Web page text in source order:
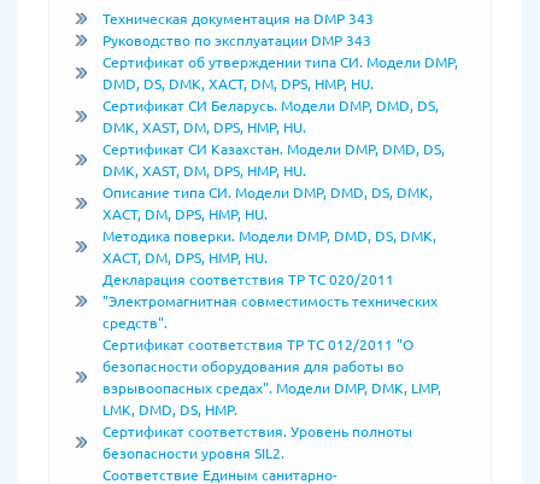
Техническая документация на DMP 343
Руководство по эксплуатации DMP 343
Сертификат об утверждении типа СИ. Модели DMP,
DMD, DS, DMK, XACT, DM, DPS, HMP, HU.
Сертификат СИ Беларусь. Модели DMP, DMD, DS,
DMK, XAST, DM, DPS, HMP, HU.
Сертификат СИ Казахстан. Модели DMP, DMD, DS,
DMK, XAST, DM, DPS, HMP, HU.
Описание типа СИ. Модели DMP, DMD, DS, DMK,
XACT, DM, DPS, HMP, HU.
Методика поверки. Модели DMP, DMD, DS, DMK,
XACT, DM, DPS, HMP, HU.
Декларация соответствия ТР ТС 020/2011
"Электромагнитная совместимость технических
средств".
Сертификат соответствия ТР ТС 012/2011 "О
безопасности оборудования для работы во
взрывоопасных средах". Модели DMP, DMK, LMP,
LMK, DMD, DS, HMP.
Сертификат соответствия. Уровень полноты
безопасности уровня SIL2.
Соответствие Единым санитарно-